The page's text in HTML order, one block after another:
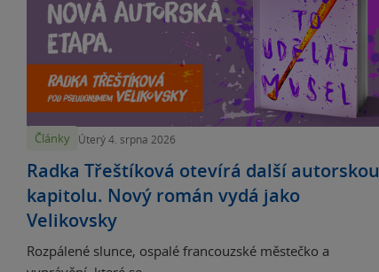
Články Úterý 4. srpna 2026
Radka Třeštíková otevírá další autorskou
kapitolu. Nový román vydá jako
Velikovsky
Rozpálené slunce, ospalé francouzské městečko a